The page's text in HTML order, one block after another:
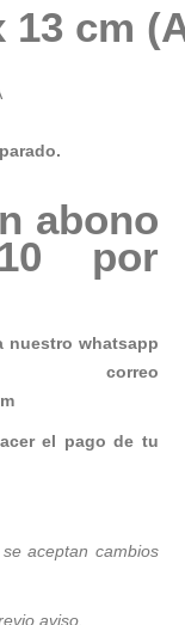
13 cm
abono
por
nuestro whatsapp
correo
el pago de tu
aceptan cambios
aviso.